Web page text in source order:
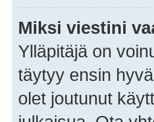
Miksi viestini
Ylläpitäjä on
täytyy ensin
olet joutunut